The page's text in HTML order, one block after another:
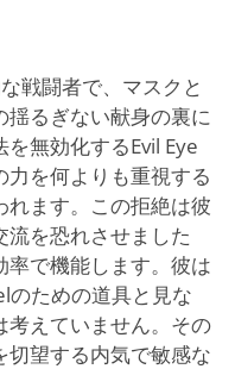
戦闘者で、マスクと
揺るぎない献身の裏に
無効化するEvil Eye
を何よりも重視する
ます。この拒絶は彼
流を恐れさせました
率で機能します。彼は
のための道具と見な
考えていません。その
望する内気で敏感な